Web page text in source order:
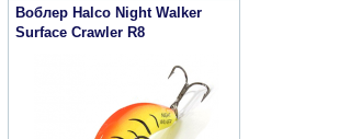
Воблер Halco Night Walker
Surface Crawler R8